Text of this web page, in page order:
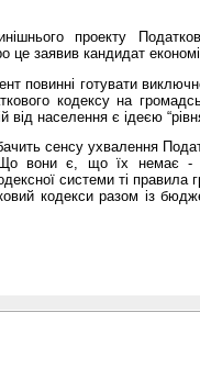
проекту
це заявив кандидат
повинні готувати
кодексу на
від населення є ідеєю
сенсу ухвалення
вони є, що їх немає -
системи ті правила
кодекси разом із